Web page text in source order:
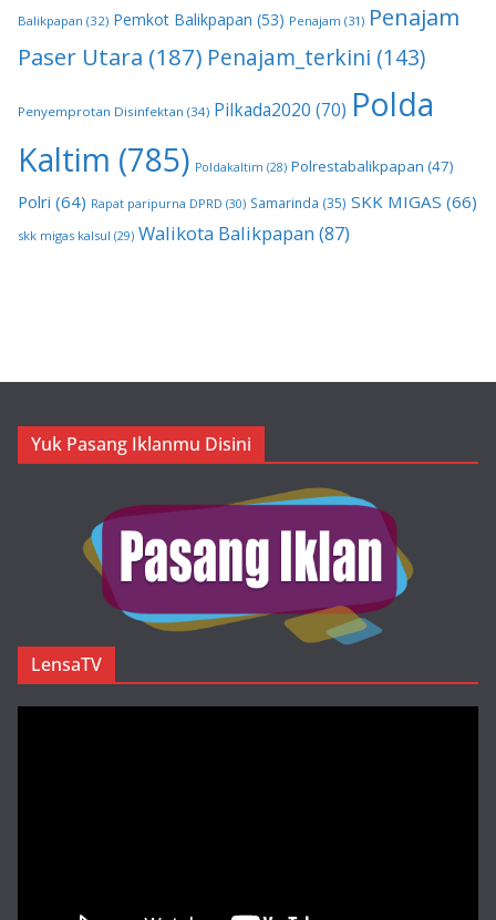
Balikpapan (32) Pemkot Balikpapan (53) Penajam (31) Penajam
Paser Utara (187) Penajam_terkini (143)
Penyemprotan Disinfektan (34) Pilkada2020 (70) Polda
Kaltim (785) Poldakaltim (28) Polrestabalikpapan (47)
Polri (64) Rapat paripurna DPRD (30) Samarinda (35) SKK MIGAS (66)
skk migas kalsul (29) Walikota Balikpapan (87)
Yuk Pasang Iklanmu Disini
LensaTV